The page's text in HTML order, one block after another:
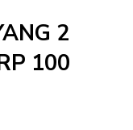
2
100